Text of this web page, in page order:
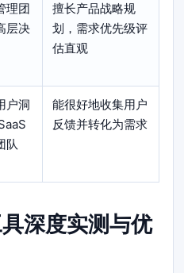
理团
层决
擅长产品战略规
划，需求优先级评
估直观
户洞
队
能很好地收集用户
反馈并转化为需求
深度实测与优